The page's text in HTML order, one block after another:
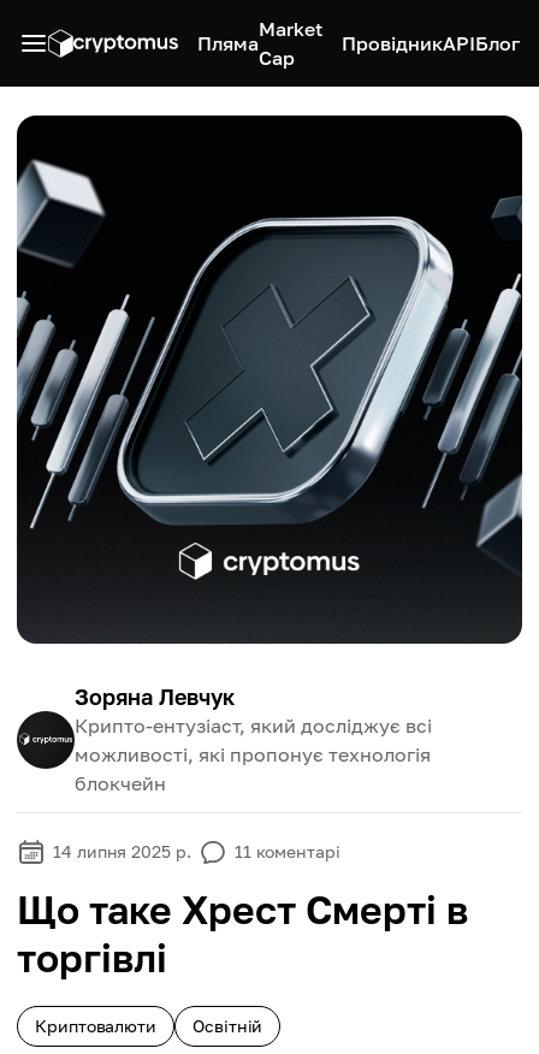
Пляма
Market
Cap
ПровідникAPIБлог
Зоряна Левчук
Крипто-ентузіаст, який досліджує всі
можливості, які пропонує технологія
блокчейн
14 липня 2025 р. 11 коментарі
Що таке Хрест Смерті в
торгівлі
Криптовалюти Освітній